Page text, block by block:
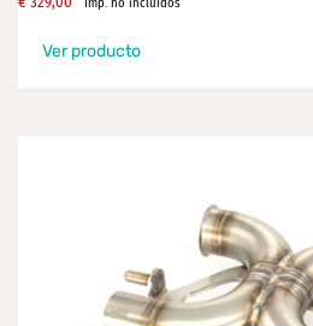
Ver producto